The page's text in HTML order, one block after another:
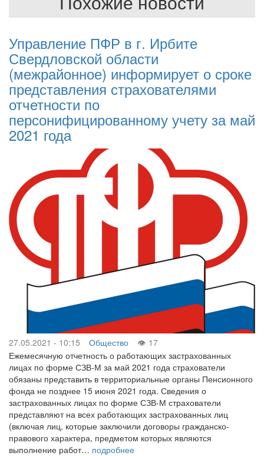
Управление ПФР в г. Ирбите
Свердловской области
(межрайонное) информирует о сроке
представления страхователями
отчетности по
персонифицированному учету за май
2021 года
27.05.2021 - 10:15 Общество
17
Ежемесячную отчетность о работающих застрахованных
лицах по форме СЗВ-М за май 2021 года страхователи
обязаны представить в территориальные органы Пенсионного
фонда не позднее 15 июня 2021 года. Сведения о
застрахованных лицах по форме СЗВ-М страхователи
представляют на всех работающих застрахованных лиц
(включая лиц, которые заключили договоры гражданско-
правового характера, предметом которых являются
выполнение работ… подробнее